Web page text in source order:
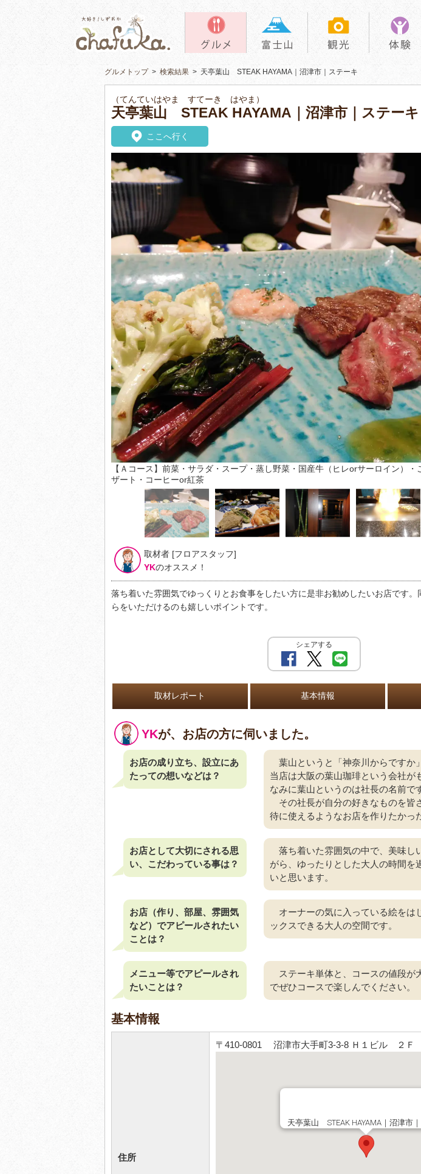
グルメトップ> 検索結果 > 天亭葉山 STEAK HAYAMA｜沼津市｜ステーキ
（てんていはやま すてーき はやま）
天亭葉山 STEAK HAYAMA｜沼津市｜ステーキ
ここへ行く
【Ａコース】前菜・サラダ・スープ・蒸し野菜・国産牛（ヒレorサーロイン）
ザート・コーヒーor紅茶
取材者 [フロアスタッフ]
YKのオススメ！
落ち着いた雰囲気でゆっくりとお食事をしたい方に是非お勧めしたいお店です
らをいただけるのも嬉しいポイントです。
シェアする
取材レポート 基本情報
YKが、お店の方に伺いました。
お店の成り立ち、設立にあ
たっての想いなどは？
葉山というと「神奈川からですか
当店は大阪の葉山珈琲という会社が
なみに葉山というのは社長の名前で
その社長が自分の好きなものを皆
待に使えるようなお店を作りたかっ
お店として大切にされる思
い、こだわっている事は？
落ち着いた雰囲気の中で、美味し
がら、ゆったりとした大人の時間を
いと思います。
お店（作り、部屋、雰囲気
など）でアピールされたい
ことは？
オーナーの気に入っている絵をは
ックスできる大人の空間です。
メニュー等でアピールされ
たいことは？
ステーキ単体と、コースの値段が
でぜひコースで楽しんでください。
基本情報
住所
〒410-0801 沼津市大手町3-3-8 Ｈ１ビル ２Ｆ
天亭葉山 STEAK HAYAMA｜沼津市